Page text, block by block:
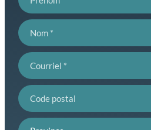
Nom
Courriel
Code postal
Province